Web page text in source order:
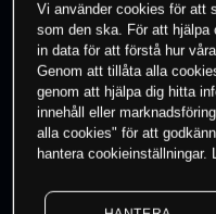
0% av kunderna
instrument
Vi använder cookies för att
som den ska. För att
in data för att förstå hur
Genom att tillåta alla
genom att hjälpa dig hitta
innehåll eller
alla cookies" för att
hantera cookieinställningar.